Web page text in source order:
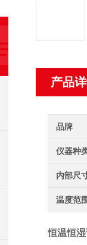
产品
品牌
仪器种
内部尺
温度范
恒温恒